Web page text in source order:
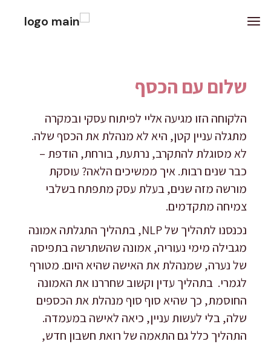
remove_circle_outline הקטנת גופן
add_circle_outline הגדלת גופן
brightness_high ניגודיות בהירה
brightness_low ניגודיות כהה
format_underlined הוסף קו תחתון לקישורים
סמן קישורים
לאפס
את
כל
האפשרויות
הצהרת נגישות
שלום עם הכסף
הלקוחה הזו מגיעה אליי לפיתוח עסקי ובמקרה
מתגלה עניין קטן, היא לא מנהלת את הכסף שלה.
לא מסוגלת להתקרב, נרתעת, בורחת, הודפת –
כבר שנים רבות. איך ממשיכים הלאה? עוסקת
מורשה מזה שנים, בעלת עסק מתפתח בשלבי
צמיחה מתקדמים.
נכנסנו לתהליך של NLP, בתהליך התגלתה אמונה
מגבילה מימי נעוריה, אמונה שהשתרשה בתפיסה
של נערה, שמנהלת את האישה שהיא היום. מטורף
לגמרי. בתהליך עדין וקשוב שחררנו את האמונה
החוסמת, כך שהיא סוף סוף מנהלת את הכספים
שלה, בלי לעשות עניין, כיאה לאישה במעמדה.
התהליך כלל גם התאמה של רואת חשבון חדש,